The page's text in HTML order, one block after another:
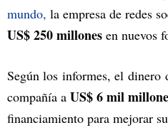
mundo, la empresa de redes
US$ 250 millones en nuevos
Según los informes, el dinero
compañía a US$ 6 mil
financiamiento para mejorar